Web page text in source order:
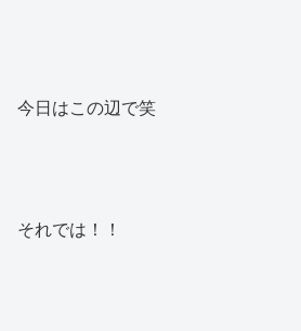
今日はこの辺で笑
それでは！！